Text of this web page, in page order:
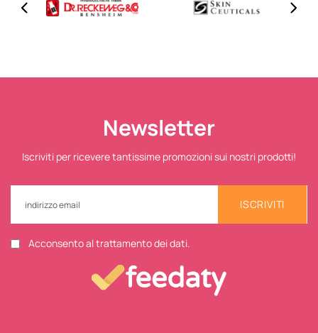
Newsletter
Iscriviti per ricevere tantissime promozioni sui nostri prodotti!
ISCRIVITI
Acconsento al trattamento dei dati.